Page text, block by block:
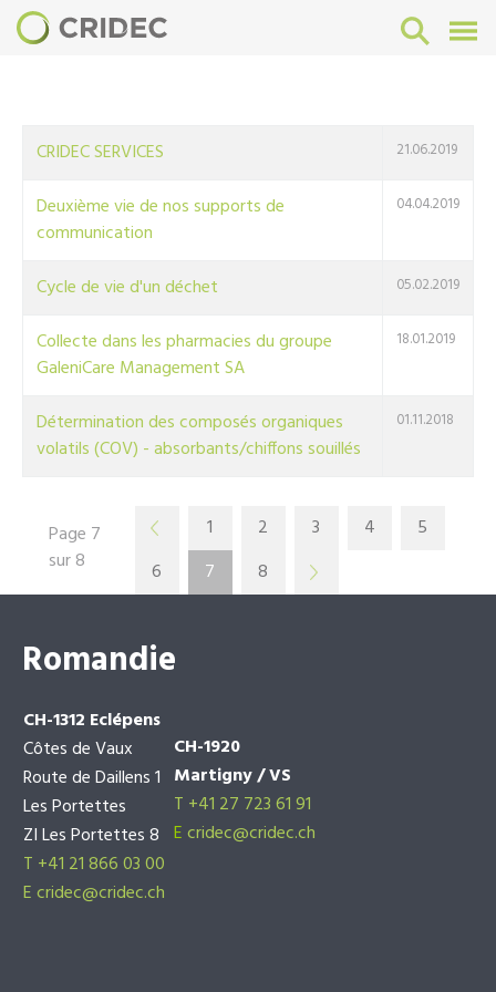
CRIDEC SERVICES 21.06.2019
Deuxième vie de nos supports de
communication
04.04.2019
Cycle de vie d'un déchet 05.02.2019
Collecte dans les pharmacies du groupe
GaleniCare Management SA
18.01.2019
Détermination des composés organiques
volatils (COV) - absorbants/chiffons souillés
01.11.2018
Page 7
sur 8
1 2 3 4
5
6
7 8
Romandie
CH-1312 Eclépens
Côtes de Vaux
Route de Daillens 1
Les Portettes
ZI Les Portettes 8
T +41 21 866 03 00
Ecridec@cridec.ch
CH-1920
Martigny / VS
T +41 27 723 61 91
Ecridec@cridec.ch